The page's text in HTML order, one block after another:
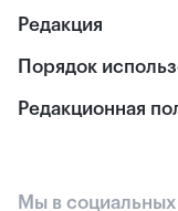
Редакция
Порядок
Редакционная
Мы в социальных